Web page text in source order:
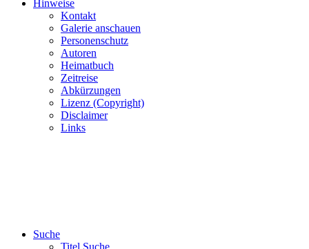
Hinweise
Kontakt
Galerie anschauen
Personenschutz
Autoren
Heimatbuch
Zeitreise
Abkürzungen
Lizenz (Copyright)
Disclaimer
Links
Suche
Titel Suche